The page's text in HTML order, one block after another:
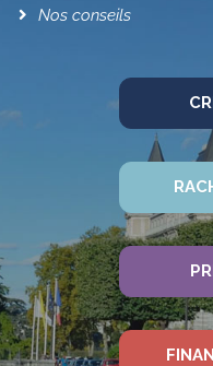
Nos conseils